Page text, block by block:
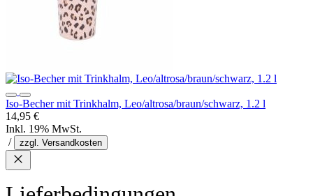
Iso-Becher mit Trinkhalm, Leo/altrosa/braun/schwarz, 1.2 l
14,95 €
Inkl. 19% MwSt.
/
zzgl. Versandkosten